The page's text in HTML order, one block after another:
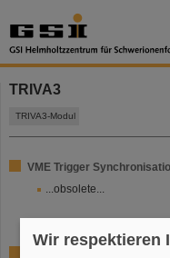
TRIVA3
TRIVA3-Modul
VME Trigger
...obsolete...
Wir respektieren